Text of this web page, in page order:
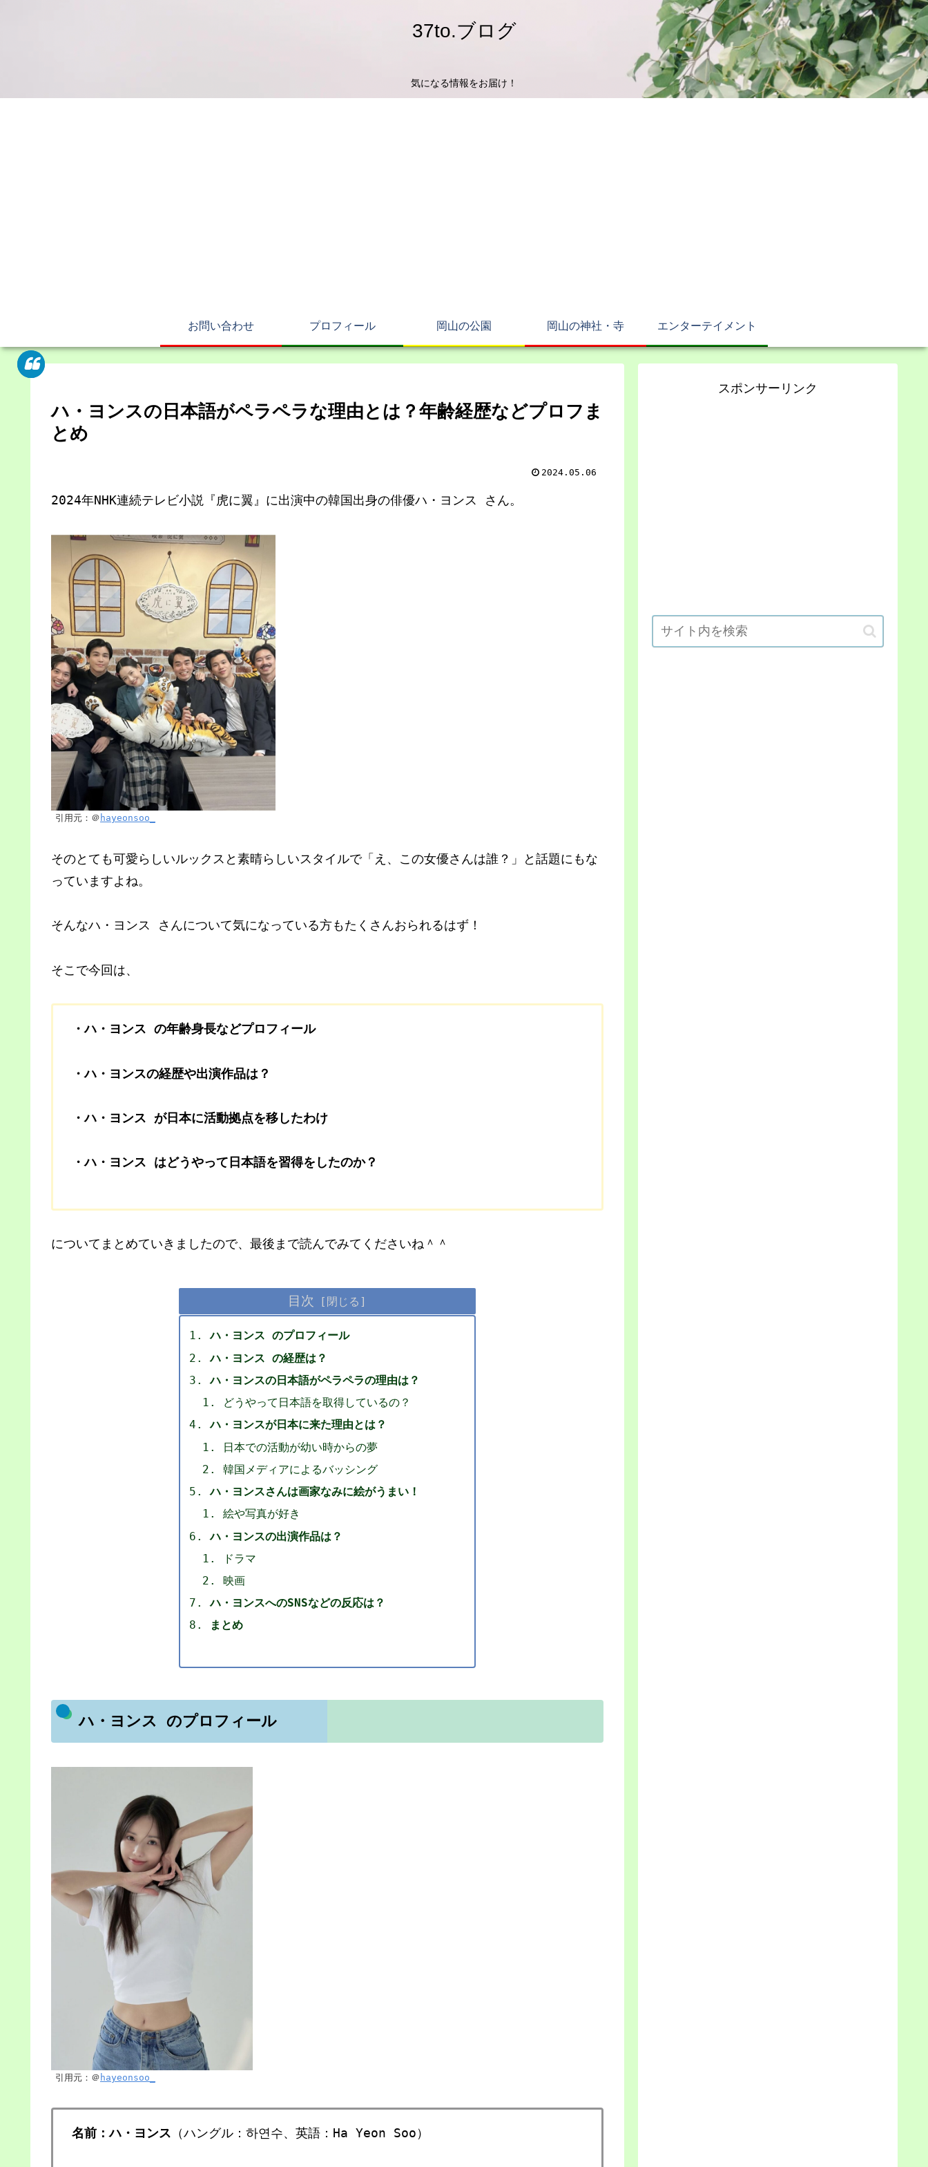
37to.ブログ
気になる情報をお届け！
お問い合わせ プロフィール 岡山の公園 岡山の神社・寺 エンターテイメント
ハ・ヨンスの日本語がペラペラな理由とは？年齢経歴などプロフま
とめ
2024.05.06
2024年NHK連続テレビ小説『虎に翼』に出演中の韓国出身の俳優ハ・ヨンス さん。
引用元：＠ hayeonsoo_
そのとても可愛らしいルックスと素晴らしいスタイルで「え、この女優さんは誰？」と話題にもな
っていますよね。
そんなハ・ヨンス さんについて気になっている方もたくさんおられるはず！
そこで今回は、
・ハ・ヨンス の年齢身長などプロフィール
・ハ・ヨンスの経歴や出演作品は？
・ハ・ヨンス が日本に活動拠点を移したわけ
・ハ・ヨンス はどうやって日本語を習得をしたのか？
についてまとめていきましたので、最後まで読んでみてくださいね＾＾
目次
ハ・ヨンス のプロフィール
ハ・ヨンス の経歴は？
ハ・ヨンスの日本語がペラペラの理由は？
どうやって日本語を取得しているの？
ハ・ヨンスが日本に来た理由とは？
日本での活動が幼い時からの夢
韓国メディアによるバッシング
ハ・ヨンスさんは画家なみに絵がうまい！
絵や写真が好き
ハ・ヨンスの出演作品は？
ドラマ
映画
ハ・ヨンスへのSNSなどの反応は？
まとめ
ハ・ヨンス のプロフィール
引用元：＠ hayeonsoo_
名前：ハ・ヨンス （ハングル：하연수、英語：Ha Yeon Soo）
スポンサーリンク